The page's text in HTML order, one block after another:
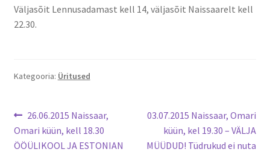
Sadama galerii
Saun kaminaruumiga
Tegevused
Väljasõit Lennusadamast kell 14, väljasõit Naissaarelt kell
22.30.
Kategooria: Üritused
Navigeerimine
Eelmine
postitus:
26.06.2015 Naissaar,
Omari küün, kell 18.30
ÖÖÜLIKOOL JA ESTONIAN
Järgmine
postitus:
03.07.2015 Naissaar, Omari
küün, kel 19.30 – VÄLJA
MÜÜDUD! Tüdrukud ei nuta